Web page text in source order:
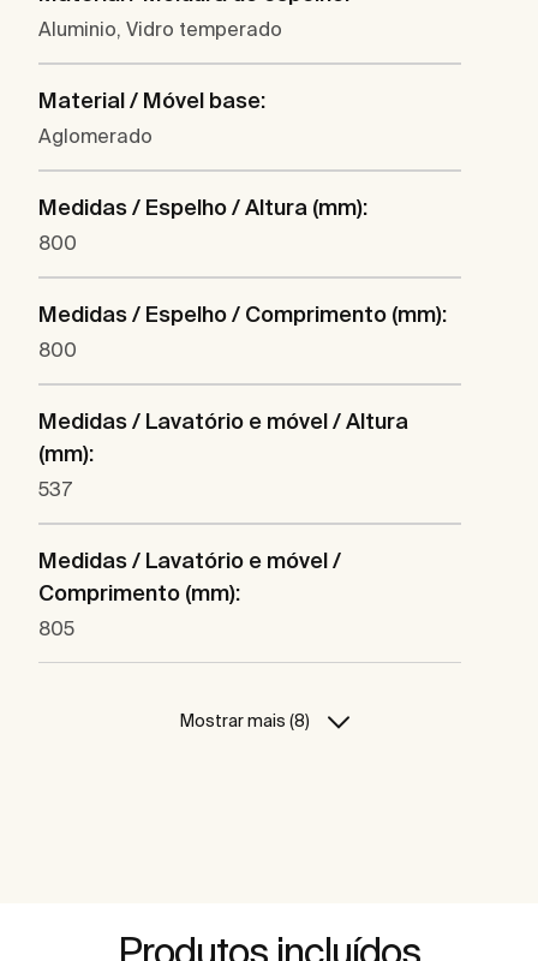
Aluminio, Vidro temperado
Material / Móvel base:
Aglomerado
Medidas / Espelho / Altura (mm):
800
Medidas / Espelho / Comprimento (mm):
800
Medidas / Lavatório e móvel / Altura
(mm):
537
Medidas / Lavatório e móvel /
Comprimento (mm):
805
Mostrar mais (8)
Produtos incluídos